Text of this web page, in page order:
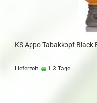
KS Appo Tabakkopf Black
Lieferzeit: 1-3 Tage